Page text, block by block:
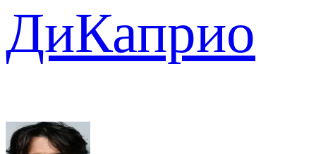
ДиКаприо